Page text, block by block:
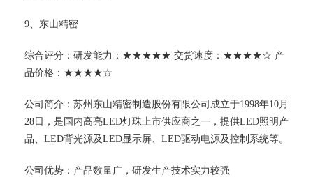
9、东山精密
综合评分：研发能力：★★★★★ 交货速度：★★★★☆ 产
品价格：★★★★☆
公司简介：苏州东山精密制造股份有限公司成立于1998年10月
28日，是国内高亮LED灯珠上市供应商之一，提供LED照明产
品、LED背光源及LED显示屏、LED驱动电源及控制系统等。
公司优势：产品数量广，研发生产技术实力较强